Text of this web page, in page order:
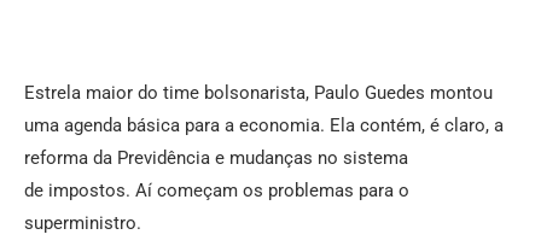
Estrela maior do time bolsonarista, Paulo Guedes montou
uma agenda básica para a economia. Ela contém, é claro, a
reforma da Previdência e mudanças no sistema
de impostos. Aí começam os problemas para o
superministro.